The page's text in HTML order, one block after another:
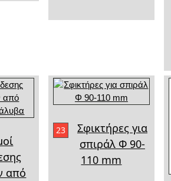
από
23
Σφικτήρες για
σπιράλ Φ 90-
110 mm